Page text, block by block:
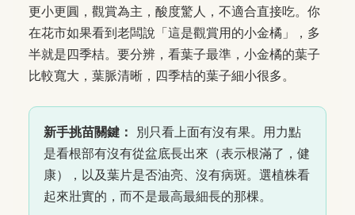
更小更圓，觀賞為主，酸度驚人，不適合直接吃。你
在花市如果看到老闆說「這是觀賞用的小金橘」，多
半就是四季桔。要分辨，看葉子最準，小金橘的葉子
比較寬大，葉脈清晰，四季桔的葉子細小很多。
新手挑苗關鍵：
別只看上面有沒有果。用力點
是看根部有沒有從盆底長出來（表示根滿了，健
康），以及葉片是否油亮、沒有病斑。選植株看
起來壯實的，而不是最高最細長的那棵。